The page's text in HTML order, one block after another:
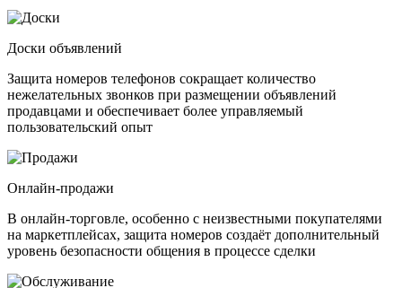
Доски объявлений
Защита номеров телефонов сокращает количество
нежелательных звонков при размещении объявлений
продавцами и обеспечивает более управляемый
пользовательский опыт
Онлайн-продажи
В онлайн-торговле, особенно с неизвестными покупателями
на маркетплейсах, защита номеров создаёт дополнительный
уровень безопасности общения в процессе сделки